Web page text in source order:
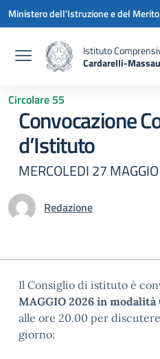
Vai ai contenuti
Vai al menu di navigazione
Vai al footer
Ministero dell'Istruzione e del Merito
Istituto
Cardarelli-
Circolare 55
Convocazione
d’Istituto
MERCOLEDI 27 MAGGIO
Redazione
Il Consiglio di istituto è
MAGGIO 2026 in modalità
alle ore 20.00 per
giorno: